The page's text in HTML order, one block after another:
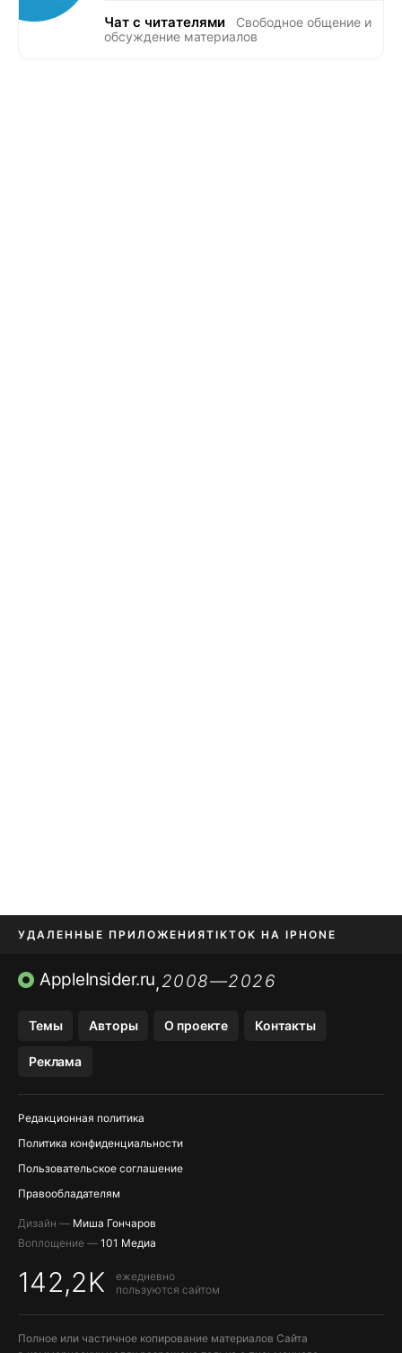
Чат с читателями
Свободное общение и
обсуждение материалов
УДАЛЕННЫЕ ПРИЛОЖЕНИЯTIKTOK НА IPHONE
ПРИЛОЖЕНИЯ БЕЗ APP STORE
AppleInsider.ru,2008—2026
Темы Авторы О проекте Контакты
Реклама
Редакционная политика
Политика конфиденциальности
Пользовательское соглашение
Правообладателям
Дизайн — Миша Гончаров
Воплощение — 101 Медиа
142,2K
ежедневно
пользуются сайтом
Полное или частичное копирование материалов Сайта